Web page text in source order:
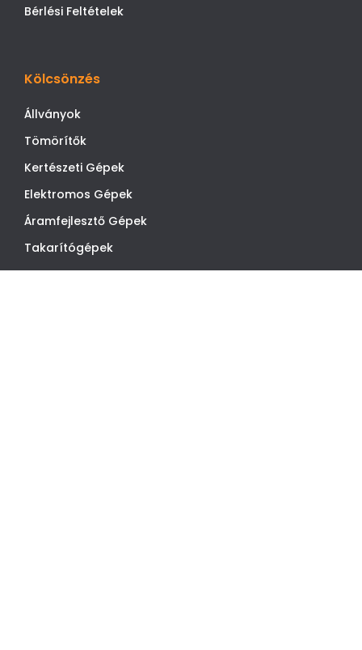
Bérlési Feltételek
Kölcsönzés
Állványok
Tömörítők
Kertészeti Gépek
Elektromos Gépek
Áramfejlesztő Gépek
Takarítógépek